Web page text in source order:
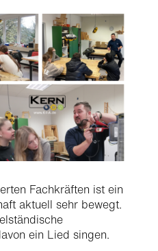
Fachkräften ist ein
aktuell sehr bewegt.
ein Lied singen.